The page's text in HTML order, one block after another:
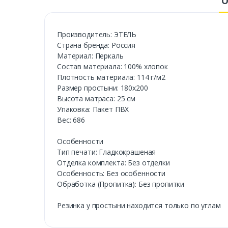
Производитель: ЭТЕЛЬ
Страна бренда: Россия
Материал: Перкаль
Состав материала: 100% хлопок
Плотность материала: 114 г/м2
Размер простыни: 180х200
Высота матраса: 25 см
Упаковка: Пакет ПВХ
Вес: 686
Особенности
Тип печати: Гладкокрашеная
Отделка комплекта: Без отделки
Особенность: Без особенности
Обработка (Пропитка): Без пропитки
Резинка у простыни находится только по углам